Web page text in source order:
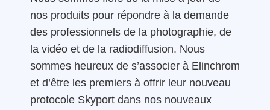
nos produits pour répondre à la demande
des professionnels de la photographie, de
la vidéo et de la radiodiffusion. Nous
sommes heureux de s’associer à Elinchrom
et d’être les premiers à offrir leur nouveau
protocole Skyport dans nos nouveaux